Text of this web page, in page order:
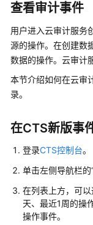
户
指
南
（1.0）
述
开
AOM
权
限
查看审计事件
用户进入云审计服务
源的操作。在创建数
数据的操作。云审计
本节介绍如何在云审
录。
在CTS新版事
登录CTS控制台。
单击左侧导航栏的
在列表上方，可
天、最近1周的操
操作事件。